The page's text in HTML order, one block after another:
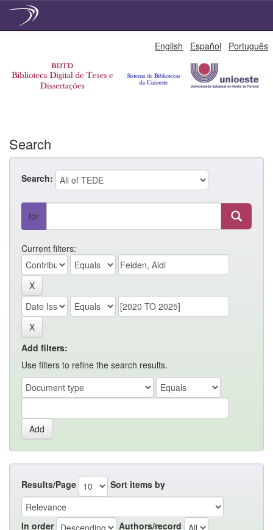
English Español Português
Search
Search:
for
Current filters:
Add filters:
Use filters to refine the search results.
Results/Page Sort items by
In order Authors/record